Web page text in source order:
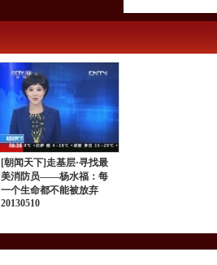
[朝闻天下]走基层·寻找最
美消防员——杨水福：每
一个生命都不能被放弃
20130510